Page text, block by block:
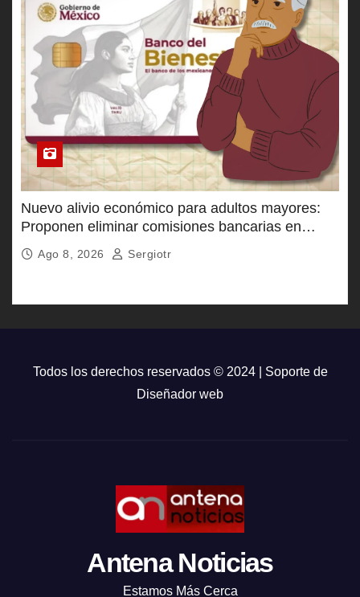
Nuevo alivio económico para adultos mayores:
Proponen eliminar comisiones bancarias en
Pensión Bienestar
Ago 8, 2026 Sergiotr
Todos los derechos reservados © 2024 | Soporte de
Diseñador web
Antena Noticias
Estamos Más Cerca